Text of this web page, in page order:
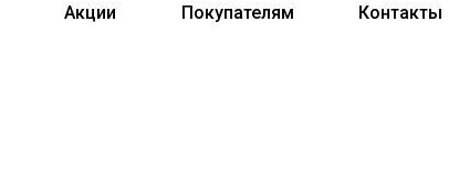
Акции Покупателям Контакты